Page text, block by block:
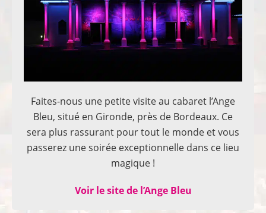
Faites-nous une petite visite au cabaret l’Ange
Bleu, situé en Gironde, près de Bordeaux. Ce
sera plus rassurant pour tout le monde et vous
passerez une soirée exceptionnelle dans ce lieu
magique !
Voir le site de l’Ange Bleu